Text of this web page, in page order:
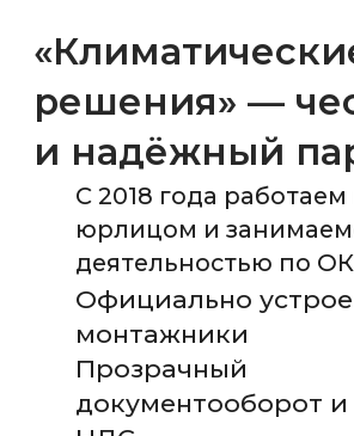
Качественные
коммуникации
без проблем в будущем
Работаем в соответствии
с ГОСТами и СНИПами